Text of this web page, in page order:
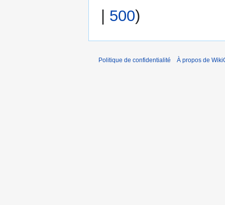
| 500)
Politique de confidentialité À propos de